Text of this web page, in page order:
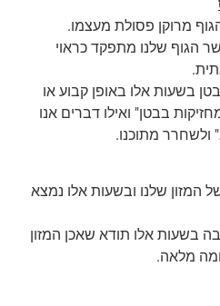
מרוקן פסולת מעצמו.
הגוף שלנו מתפקד כראוי
בשעות אלו באופן קבוע או
בבטן" ואילו דברים אנו
ולשחרר מתוכנו.
המזון שלנו ובשעות אלו נמצא
בשעות אלו תודא שאכן המזון
מלאה.